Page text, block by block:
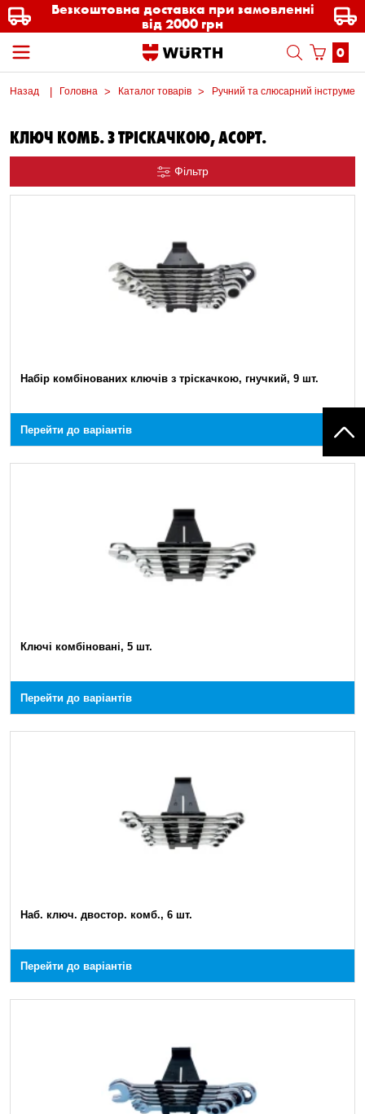
Безкоштовна доставка при замовленні
від 2000 грн
0
Назад Головна Каталог товарів Ручний та слюсарний інструмент
КЛЮЧ КОМБ. З ТРІСКАЧКОЮ, АСОРТ.
Фільтр
Набір комбінованих ключів з тріскачкою, гнучкий, 9 шт.
Перейти до варіантів
Ключі комбіновані, 5 шт.
Перейти до варіантів
Наб. ключ. двостор. комб., 6 шт.
Перейти до варіантів